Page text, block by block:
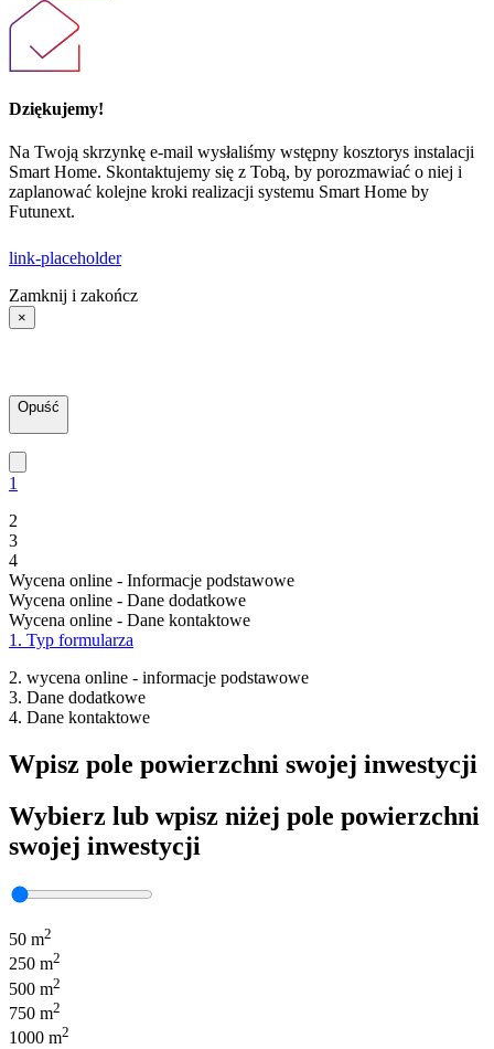
Dziękujemy!
Na Twoją skrzynkę e-mail wysłaliśmy wstępny kosztorys instalacji
Smart Home. Skontaktujemy się z Tobą, by porozmawiać o niej i
zaplanować kolejne kroki realizacji systemu Smart Home by
Futunext.
link-placeholder
Zamknij i zakończ
×
Opuść
1
2
3
4
Wycena online - Informacje podstawowe
Wycena online - Dane dodatkowe
Wycena online - Dane kontaktowe
1. Typ formularza
2. wycena online - informacje podstawowe
3. Dane dodatkowe
4. Dane kontaktowe
Wpisz pole powierzchni swojej inwestycji
Wybierz lub wpisz niżej pole powierzchni
swojej inwestycji
50 m2
250 m2
500 m2
750 m2
1000 m2